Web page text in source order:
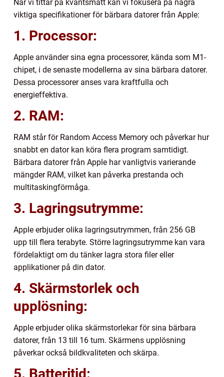
När vi tittar på kvantsmått kan vi fokusera på några
viktiga specifikationer för bärbara datorer från Apple:
1. Processor:
Apple använder sina egna processorer, kända som M1-
chipet, i de senaste modellerna av sina bärbara datorer.
Dessa processorer anses vara kraftfulla och
energieffektiva.
2. RAM:
RAM står för Random Access Memory och påverkar hur
snabbt en dator kan köra flera program samtidigt.
Bärbara datorer från Apple har vanligtvis varierande
mängder RAM, vilket kan påverka prestanda och
multitaskingförmåga.
3. Lagringsutrymme:
Apple erbjuder olika lagringsutrymmen, från 256 GB
upp till flera terabyte. Större lagringsutrymme kan vara
fördelaktigt om du tänker lagra stora filer eller
applikationer på din dator.
4. Skärmstorlek och
upplösning:
Apple erbjuder olika skärmstorlekar för sina bärbara
datorer, från 13 till 16 tum. Skärmens upplösning
påverkar också bildkvaliteten och skärpa.